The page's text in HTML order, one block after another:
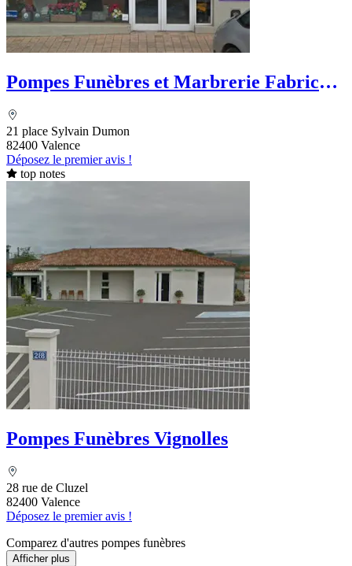
Pompes Funèbres et Marbrerie Fabrice
21 place Sylvain Dumon
82400 Valence
Déposez le premier avis !
top notes
Pompes Funèbres Vignolles
28 rue de Cluzel
82400 Valence
Déposez le premier avis !
Comparez d'autres pompes funèbres
Afficher plus